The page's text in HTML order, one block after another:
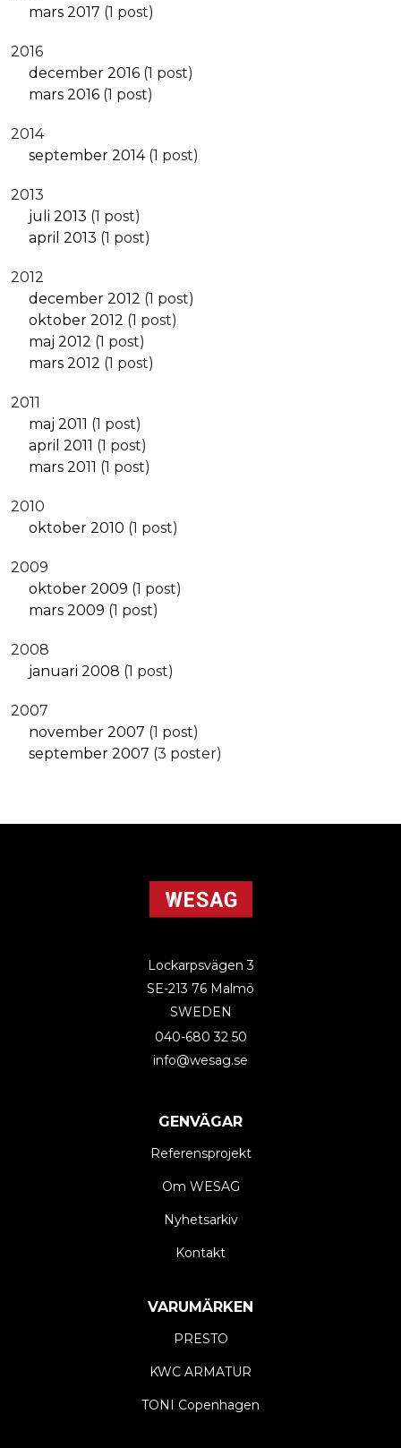
mars 2017 (1 post)
2016
december 2016 (1 post)
mars 2016 (1 post)
2014
september 2014(1 post)
2013
juli 2013 (1 post)
april 2013 (1 post)
2012
december 2012 (1 post)
oktober 2012 (1 post)
maj 2012 (1 post)
mars 2012 (1 post)
2011
maj 2011 (1 post)
april 2011 (1 post)
mars 2011 (1 post)
2010
oktober 2010 (1 post)
2009
oktober 2009 (1 post)
mars 2009 (1 post)
2008
januari 2008 (1 post)
2007
november 2007 (1 post)
september 2007 (3 poster)
Lockarpsvägen 3
SE-213 76 Malmö
SWEDEN
040-680 32 50
info@wesag.se
GENVÄGAR
Referensprojekt
Om WESAG
Nyhetsarkiv
Kontakt
VARUMÄRKEN
PRESTO
KWC ARMATUR
TONI Copenhagen